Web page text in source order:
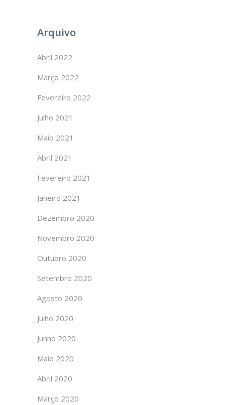
Arquivo
Abril 2022
Março 2022
Fevereiro 2022
Julho 2021
Maio 2021
Abril 2021
Fevereiro 2021
Janeiro 2021
Dezembro 2020
Novembro 2020
Outubro 2020
Setembro 2020
Agosto 2020
Julho 2020
Junho 2020
Maio 2020
Abril 2020
Março 2020